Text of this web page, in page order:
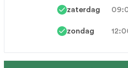
zaterdag
zondag